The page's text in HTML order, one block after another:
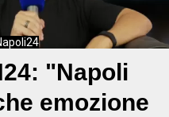
"Napoli
emozione